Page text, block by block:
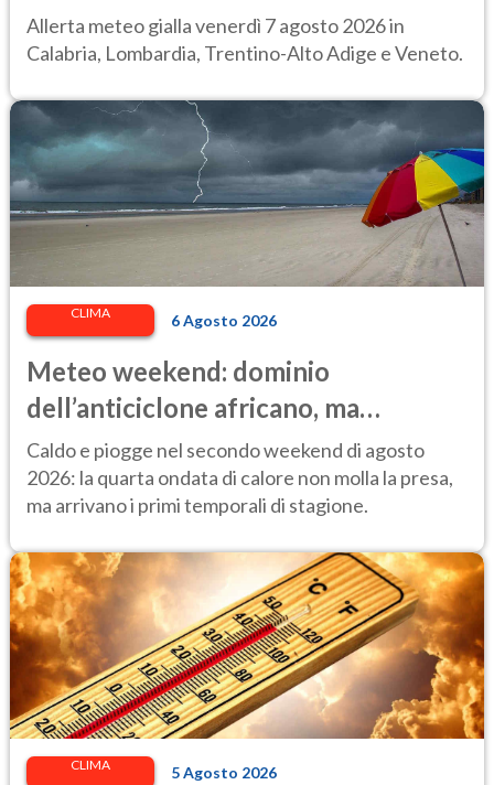
regioni colpite
Allerta meteo gialla venerdì 7 agosto 2026 in
Calabria, Lombardia, Trentino-Alto Adige e Veneto.
CLIMA 6 Agosto 2026
Meteo weekend: dominio
dell’anticiclone africano, ma
attenzione ai temporali intensi. Le
previsioni
Caldo e piogge nel secondo weekend di agosto
2026: la quarta ondata di calore non molla la presa,
ma arrivano i primi temporali di stagione.
CLIMA 5 Agosto 2026